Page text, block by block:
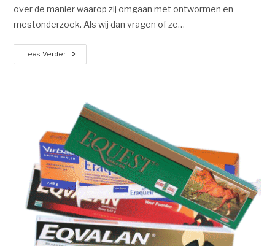
over de manier waarop zij omgaan met ontwormen en
mestonderzoek. Als wij dan vragen of ze…
Lees Verder